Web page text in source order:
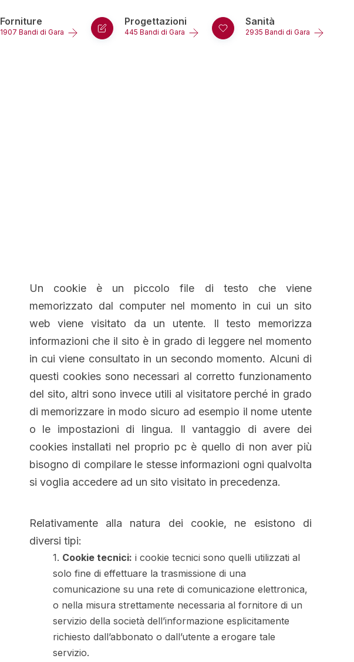
Forniture
1907 Bandi di Gara
Progettazioni
445 Bandi di Gara
Sanità
2935 Bandi di Gara
Un cookie è un piccolo file di testo che viene
memorizzato dal computer nel momento in cui un sito
web viene visitato da un utente. Il testo memorizza
informazioni che il sito è in grado di leggere nel momento
in cui viene consultato in un secondo momento. Alcuni di
questi cookies sono necessari al corretto funzionamento
del sito, altri sono invece utili al visitatore perché in grado
di memorizzare in modo sicuro ad esempio il nome utente
o le impostazioni di lingua. Il vantaggio di avere dei
cookies installati nel proprio pc è quello di non aver più
bisogno di compilare le stesse informazioni ogni qualvolta
si voglia accedere ad un sito visitato in precedenza.
Relativamente alla natura dei cookie, ne esistono di
diversi tipi:
1. Cookie tecnici: i cookie tecnici sono quelli utilizzati al
solo fine di effettuare la trasmissione di una
comunicazione su una rete di comunicazione elettronica,
o nella misura strettamente necessaria al fornitore di un
servizio della società dell’informazione esplicitamente
richiesto dall’abbonato o dall’utente a erogare tale
servizio.